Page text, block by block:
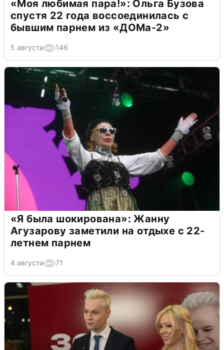
«Моя любимая пара!»: Ольга Бузова
спустя 22 года воссоединилась с
бывшим парнем из «ДОМа-2»
5 августа 146
«Я была шокирована»: Жанну
Агузарову заметили на отдыхе с 22-
летнем парнем
4 августа 71